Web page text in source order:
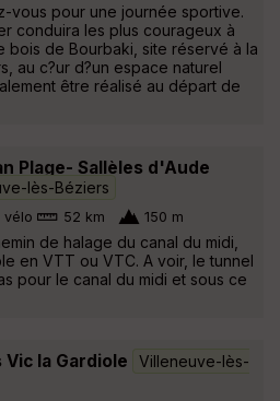
vous pour une journée sportive.
conduira les plus courageux à
bois de Bourbaki, site réservé à la
au c?ur d?un espace naturel
être réalisé au départ de
Plage- Sallèles d'Aude
lès-Béziers
vélo 52 km 150 m
de halage du canal du midi,
en VTT ou VTC. A voir, le tunnel
pour le canal du midi et sous ce
Vic la Gardiole
Villeneuve-lès-